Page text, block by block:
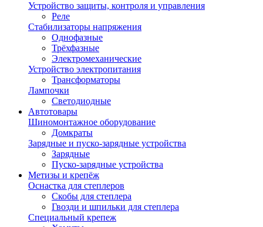
Устройство защиты, контроля и управления
Реле
Стабилизаторы напряжения
Однофазные
Трёхфазные
Электромеханические
Устройство электропитания
Трансформаторы
Лампочки
Светодиодные
Автотовары
Шиномонтажное оборудование
Домкраты
Зарядные и пуско-зарядные устройства
Зарядные
Пуско-зарядные устройства
Метизы и крепёж
Оснастка для степлеров
Скобы для степлера
Гвозди и шпильки для степлера
Специальный крепеж